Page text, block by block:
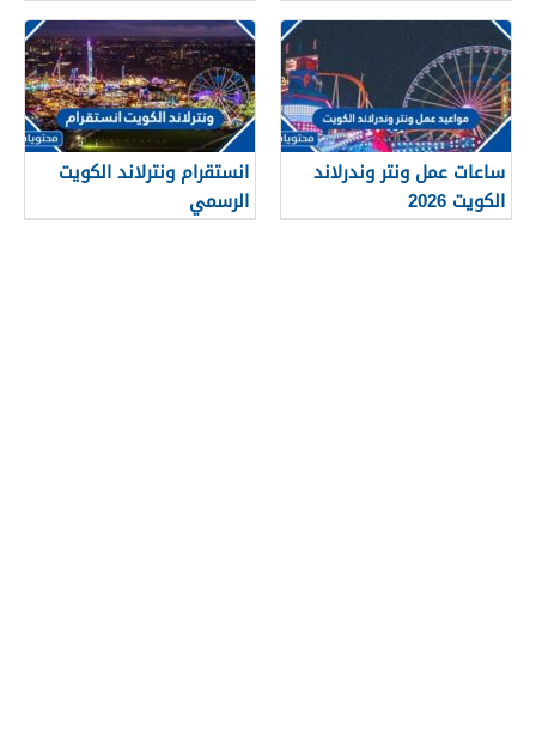
ساعات عمل ونتر وندرلاند
الكويت 2026
انستقرام ونترلاند الكويت
الرسمي